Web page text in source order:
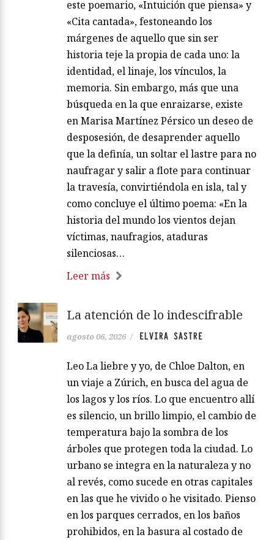
este poemario, «Intuición que piensa» y
«Cita cantada», festoneando los
márgenes de aquello que sin ser
historia teje la propia de cada uno: la
identidad, el linaje, los vínculos, la
memoria. Sin embargo, más que una
búsqueda en la que enraizarse, existe
en Marisa Martínez Pérsico un deseo de
desposesión, de desaprender aquello
que la definía, un soltar el lastre para no
naufragar y salir a flote para continuar
la travesía, convirtiéndola en isla, tal y
como concluye el último poema: «En la
historia del mundo los vientos dejan
víctimas, naufragios, ataduras
silenciosas…
Leer más
La atención de lo indescifrable
agosto 06, 2026 / ELVIRA SASTRE
Leo La liebre y yo, de Chloe Dalton, en
un viaje a Zúrich, en busca del agua de
los lagos y los ríos. Lo que encuentro allí
es silencio, un brillo limpio, el cambio de
temperatura bajo la sombra de los
árboles que protegen toda la ciudad. Lo
urbano se integra en la naturaleza y no
al revés, como sucede en otras capitales
en las que he vivido o he visitado. Pienso
en los parques cerrados, en los baños
prohibidos, en la basura al costado de